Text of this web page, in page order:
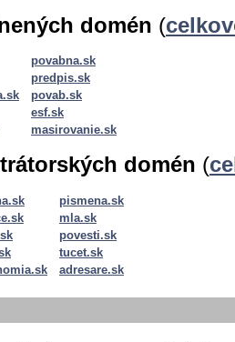
domén (
povabna.sk
predpis.sk
povab.sk
esf.sk
masirovanie.sk
domén (
pismena.sk
mla.sk
povesti.sk
tucet.sk
adresare.sk